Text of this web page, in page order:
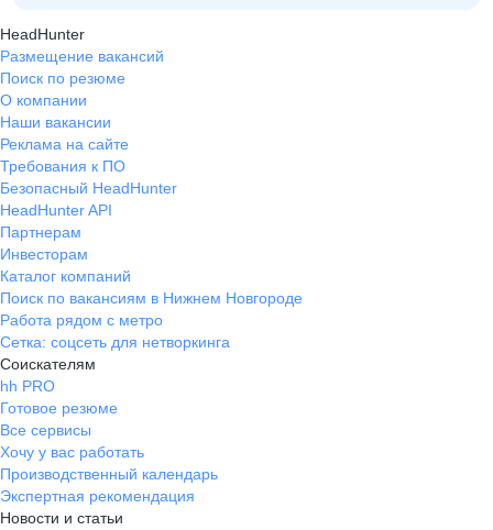
HeadHunter
Размещение вакансий
Поиск по резюме
О компании
Наши вакансии
Реклама на сайте
Требования к ПО
Безопасный HeadHunter
HeadHunter API
Партнерам
Инвесторам
Каталог компаний
Поиск по вакансиям в Нижнем Новгороде
Работа рядом с метро
Сетка: соцсеть для нетворкинга
Соискателям
hh PRO
Готовое резюме
Все сервисы
Хочу у вас работать
Производственный календарь
Экспертная рекомендация
Новости и статьи